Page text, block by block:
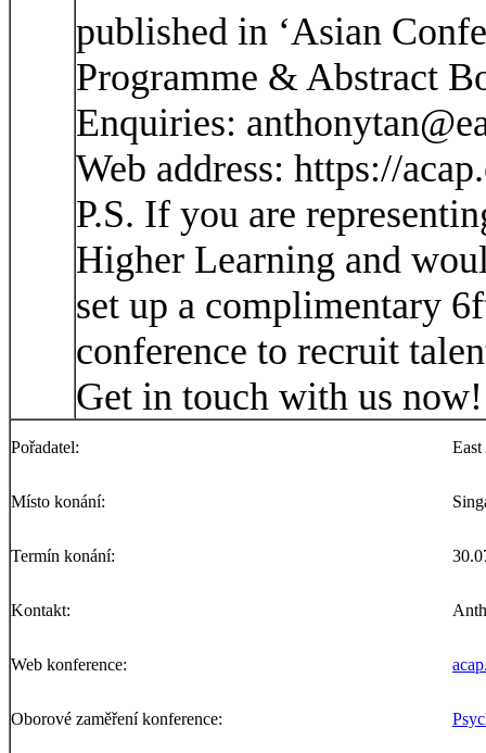
published in ‘Asian
Programme & Abstract
Enquiries:
Web address: https://
P.S. If you are
Higher Learning and
set up a complimentary
conference to recruit
Get in touch with us now!
Pořadatel: East
Místo konání:
Termín konání:
Kontakt:
Web konference:
Oborové zaměření konference: